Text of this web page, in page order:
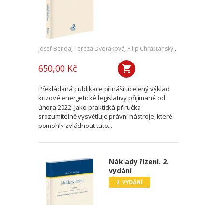
Josef Benda, Tereza Dvořáková, Filip Chrášťanský,Jan Kořán
650,00 Kč
Překládaná publikace přináší ucelený výklad
krizové energetické legislativy přijímané od
února 2022. Jako praktická příručka
srozumitelně vysvětluje právní nástroje, které
pomohly zvládnout tuto...
Náklady řízení. 2.
vydání
2. VYDÁNÍ